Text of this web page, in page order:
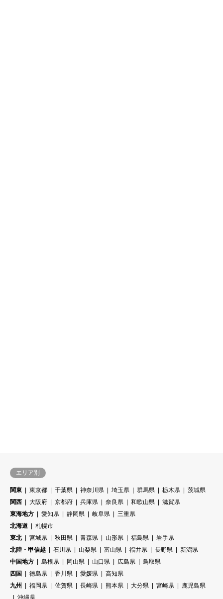
エリア別
関東 東京都 千葉県 神奈川県 埼玉県 群馬県 栃木県
茨城県
関西
大阪府 京都府 兵庫県 奈良県 和歌山県
滋賀県
東海地方
愛知県 静岡県 岐阜県
三重県
北海道
札幌市
東北
宮城県 秋田県 青森県 山形県 福島県
岩手県
北陸・甲信越
石川県 山梨県 富山県 福井県 長野県
新潟県
中国地方
島根県 岡山県 山口県 広島県
鳥取県
四国
徳島県 香川県 愛媛県
高知県
九州
福岡県 佐賀県 長崎県 熊本県 大分県 宮崎県
鹿児島県
沖縄県